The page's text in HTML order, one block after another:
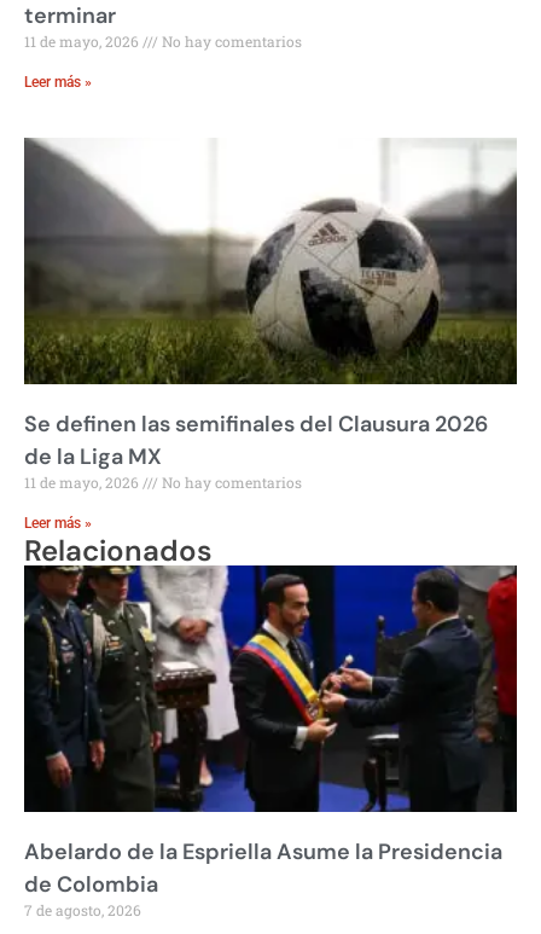
terminar
11 de mayo, 2026 No hay comentarios
Leer más »
Se definen las semifinales del Clausura 2026
de la Liga MX
11 de mayo, 2026 No hay comentarios
Leer más »
Relacionados
Abelardo de la Espriella Asume la Presidencia
de Colombia
7 de agosto, 2026